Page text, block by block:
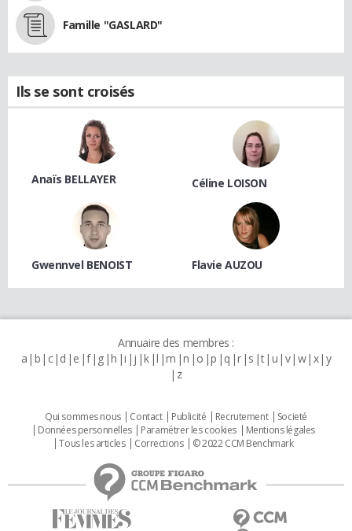
Famille "GASLARD"
Ils se sont croisés
Anaïs BELLAYER Céline LOISON
Gwennvel BENOIST Flavie AUZOU
Annuaire des membres :
a b c d e f g h i j k l m n o p q r s t u v w x y
z
Qui sommes nous Contact Publicité Recrutement
Societé
Données personnelles
Paramétrer les cookies
Mentions légales
Tous les articles
Corrections © 2022 CCM Benchmark